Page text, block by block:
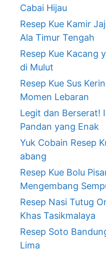
Cabai Hijau
Resep Kue Kamir
Ala Timur Tengah
Resep Kue Kacang
di Mulut
Resep Kue Sus
Momen Lebaran
Legit dan Berserat!
Pandan yang Enak
Yuk Cobain Resep
abang
Resep Kue Bolu
Mengembang
Resep Nasi Tutug
Khas Tasikmalaya
Resep Soto
Lima